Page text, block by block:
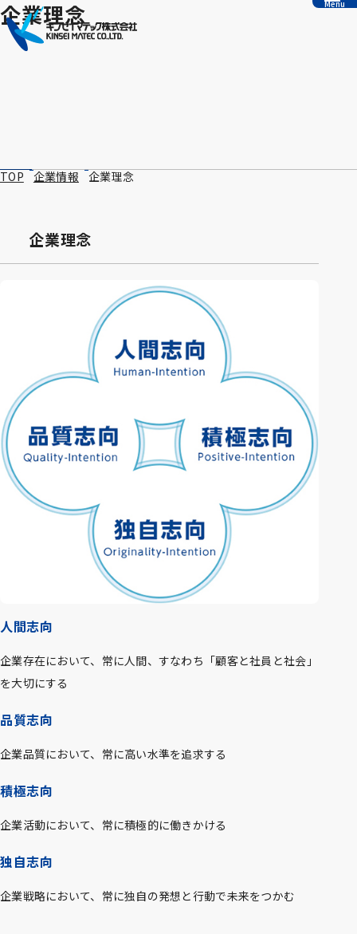
本文へ移動 Menu
企業理念
TOP 企業情報 企業理念
企業理念
人間志向
企業存在において、常に人間、すなわち「顧客と社員と社会」
を大切にする
品質志向
企業品質において、常に高い水準を追求する
積極志向
企業活動において、常に積極的に働きかける
独自志向
企業戦略において、常に独自の発想と行動で未来をつかむ